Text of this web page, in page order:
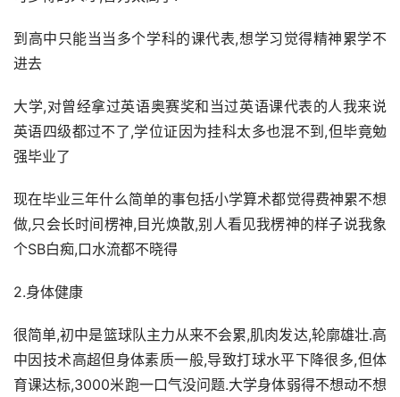
到高中只能当当多个学科的课代表,想学习觉得精神累学不
进去
大学,对曾经拿过英语奥赛奖和当过英语课代表的人我来说
英语四级都过不了,学位证因为挂科太多也混不到,但毕竟勉
强毕业了
现在毕业三年什么简单的事包括小学算术都觉得费神累不想
做,只会长时间楞神,目光焕散,别人看见我楞神的样子说我象
个SB白痴,口水流都不晓得
2.身体健康
很简单,初中是篮球队主力从来不会累,肌肉发达,轮廓雄壮.高
中因技术高超但身体素质一般,导致打球水平下降很多,但体
育课达标,3000米跑一口气没问题.大学身体弱得不想动不想